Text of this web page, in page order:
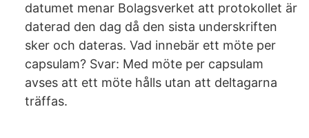
datumet menar Bolagsverket att protokollet är
daterad den dag då den sista underskriften
sker och dateras. Vad innebär ett möte per
capsulam? Svar: Med möte per capsulam
avses att ett möte hålls utan att deltagarna
träffas.